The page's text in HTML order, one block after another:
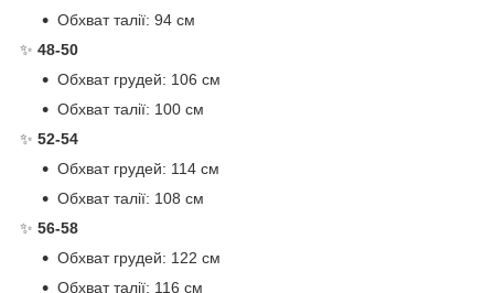
Обхват талії: 94 см
✨ 48-50
Обхват грудей: 106 см
Обхват талії: 100 см
✨ 52-54
Обхват грудей: 114 см
Обхват талії: 108 см
✨ 56-58
Обхват грудей: 122 см
Обхват талії: 116 см